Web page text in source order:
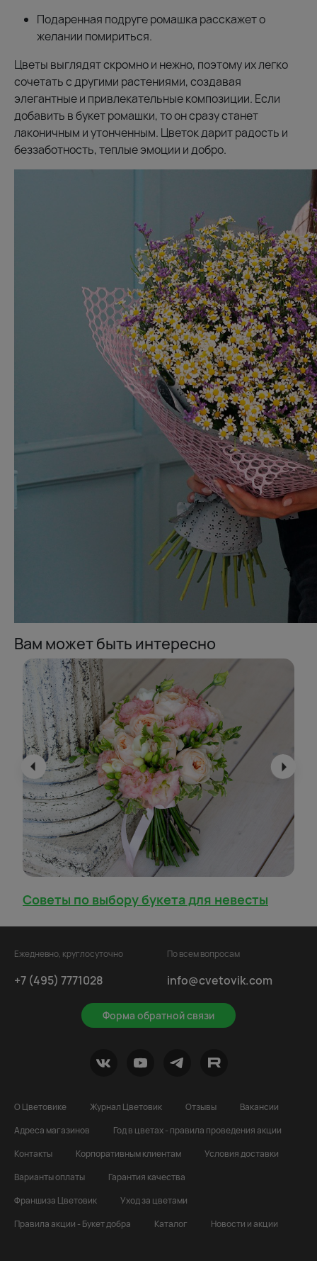
Подаренная подруге ромашка расскажет о
желании помириться.
Цветы выглядят скромно и нежно, поэтому их легко
сочетать с другими растениями, создавая
элегантные и привлекательные композиции. Если
добавить в букет ромашки, то он сразу станет
лаконичным и утонченным. Цветок дарит радость и
беззаботность, теплые эмоции и добро.
Вам может быть интересно
Советы по выбору букета для невесты
Ежедневно, круглосуточно
+7 (495) 7771028
Форма обратной связи
По всем вопросам
info@cvetovik.com
О Цветовике Журнал Цветовик Отзывы
Вакансии
Адреса магазинов
Год в цветах - правила проведения акции
Контакты
Корпоративным клиентам
Условия доставки
Варианты оплаты
Гарантия качества
Франшиза Цветовик
Уход за цветами
Правила акции - Букет добра
Каталог Новости и акции